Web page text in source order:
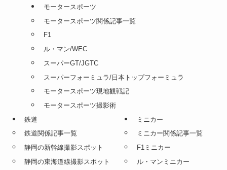
モータースポーツ
モータースポーツ関係記事一覧
F1
ル・マン/WEC
スーパーGT/JGTC
スーパーフォーミュラ/日本トップフォーミュラ
モータースポーツ現地観戦記
モータースポーツ撮影術
鉄道
鉄道関係記事一覧
静岡の新幹線撮影スポット
静岡の東海道線撮影スポット
ミニカー
ミニカー関係記事一覧
F1ミニカー
ル・マンミニカー